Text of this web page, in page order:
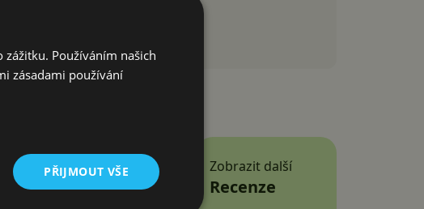
Zobrazit další
Recenze
Používáním našich
zásadami používání
PŘIJMOUT VŠE